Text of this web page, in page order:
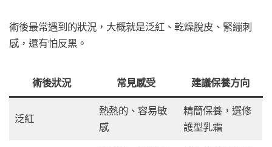
術後最常遇到的狀況，大概就是泛紅、乾燥脫皮、緊繃刺
感，還有怕反黑。
術後狀況 常見感受 建議保養方向
泛紅
熱熱的、容易敏
感
精簡保養，選修
護型乳霜